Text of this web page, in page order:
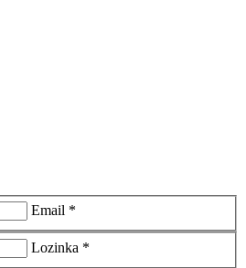
Email *
Lozinka *